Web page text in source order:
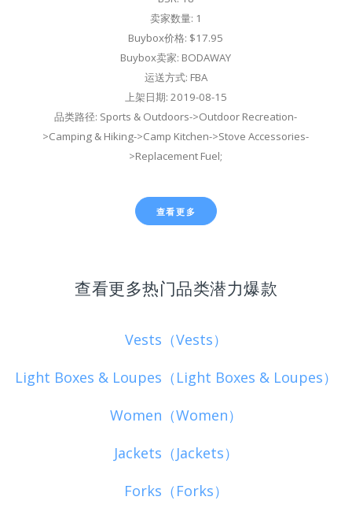
卖家数量: 1
Buybox价格: $17.95
Buybox卖家: BODAWAY
运送方式: FBA
上架日期: 2019-08-15
品类路径: Sports & Outdoors->Outdoor Recreation-
>Camping & Hiking->Camp Kitchen->Stove Accessories-
>Replacement Fuel;
查看更多
查看更多热门品类潜力爆款
Vests（Vests）
Light Boxes & Loupes（Light Boxes & Loupes）
Women（Women）
Jackets（Jackets）
Forks（Forks）